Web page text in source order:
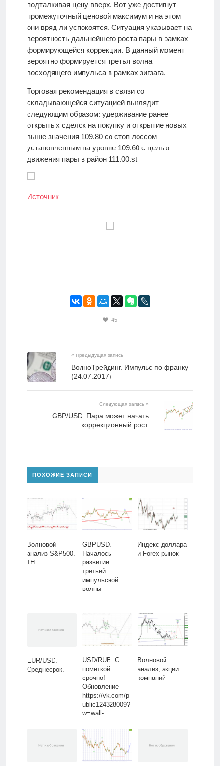
подталкивая цену вверх. Вот уже достигнут
промежуточный ценовой максимум и на этом
они вряд ли успокоятся. Ситуация указывает на
вероятность дальнейшего роста пары в рамках
формирующейся коррекции. В данный момент
вероятно формируется третья волна
восходящего импульса в рамках зигзага.
Торговая рекомендация в связи со
складывающейся ситуацией выглядит
следующим образом: удерживание ранее
открытых сделок на покупку и открытие новых
выше значения 109.80 со стоп лоссом
установленным на уровне 109.60 с целью
движения пары в район 111.00.st
Источник
45
« Предыдущая запись
ВолноТрейдинг. Импульс по франку
(24.07.2017)
Следующая запись »
GBP/USD. Пара может начать
коррекционный рост.
ПОХОЖИЕ ЗАПИСИ
Волновой
анализ S&P500.
1H
GBPUSD.
Началось
развитие
третьей
импульсной
волны
Индекс доллара
и Forex рынок
EUR/USD.
Среднесрок.
USD/RUB. С
пометкой
срочно!
Обновление
https://vk.com/p
ublic124328009?
w=wall-
краткосрока.
Волновой
анализ, акции
компаний